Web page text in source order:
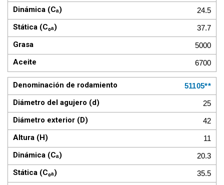
24.5
37.7
5000
6700
51105**
25
42
11
20.3
35.5